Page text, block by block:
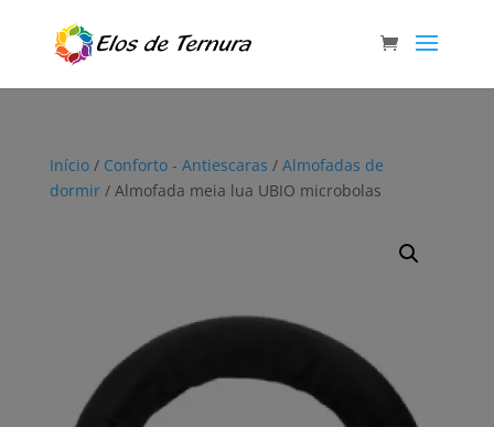
Início/ Conforto - Antiescaras / Almofadas de
dormir/ Almofada meia lua UBIO microbolas